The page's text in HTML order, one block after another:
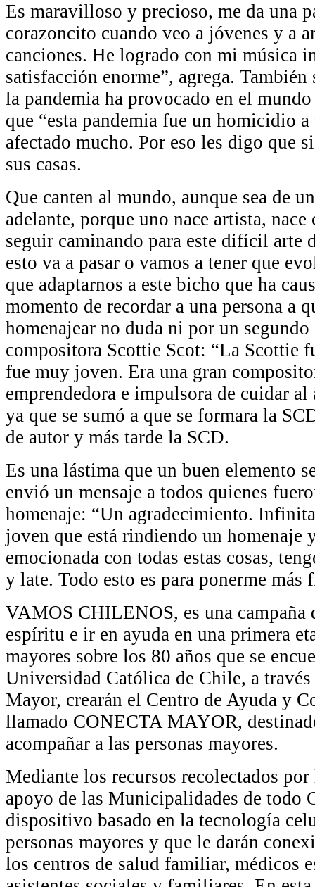
Es maravilloso y precioso, me da una
corazoncito cuando veo a jóvenes y a
canciones. He logrado con mi música
satisfacción enorme”, agrega.
la pandemia ha provocado en el
que “esta pandemia fue un homicidio
afectado mucho. Por eso les digo que
sus casas.
Que canten al mundo, aunque sea de
adelante, porque uno nace artista,
seguir caminando para este difícil arte
esto va a pasar o vamos a tener que
que adaptarnos a este bicho que ha
momento de recordar a una persona a
homenajear no duda ni por un
compositora Scottie Scot: “La Scottie
fue muy joven. Era una gran
emprendedora e impulsora de cuidar
ya que se sumó a que se formara la
de autor y más tarde la SCD.
Es una lástima que un buen elemento
envió un mensaje a todos quienes
homenaje: “Un agradecimiento.
joven que está rindiendo un homenaje
emocionada con todas estas cosas,
y late. Todo esto es para ponerme más
VAMOS CHILENOS, es una campaña
espíritu e ir en ayuda en una primera
mayores sobre los 80 años que se
Universidad Católica de Chile, a
Mayor, crearán el Centro de Ayuda y
llamado CONECTA MAYOR,
acompañar a las personas mayores.
Mediante los recursos recolectados
apoyo de las Municipalidades de todo
dispositivo basado en la tecnología
personas mayores y que le darán
los centros de salud familiar, médicos